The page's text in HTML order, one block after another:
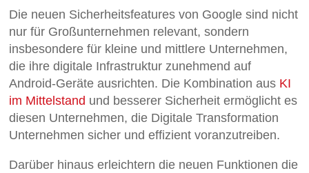
Die neuen Sicherheitsfeatures von Google sind nicht
nur für Großunternehmen relevant, sondern
insbesondere für kleine und mittlere Unternehmen,
die ihre digitale Infrastruktur zunehmend auf
Android-Geräte ausrichten. Die Kombination aus KI
im Mittelstand und besserer Sicherheit ermöglicht es
diesen Unternehmen, die Digitale Transformation
Unternehmen sicher und effizient voranzutreiben.
Darüber hinaus erleichtern die neuen Funktionen die